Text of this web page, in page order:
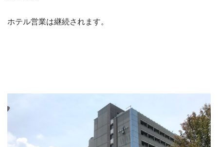
ホテル営業は継続されます。